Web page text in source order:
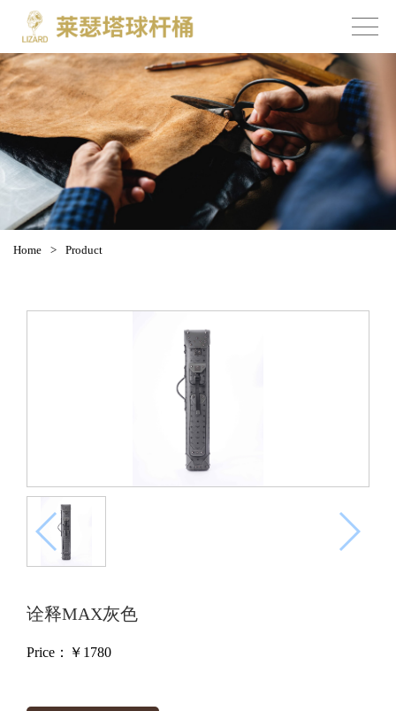
Home > Product
诠释MAX灰色
Price：￥ 1780